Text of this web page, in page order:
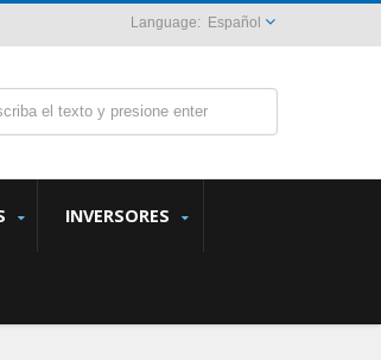
Español
INVERSORES